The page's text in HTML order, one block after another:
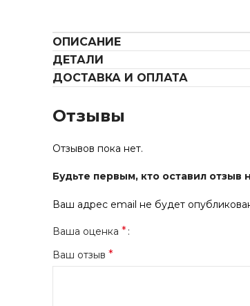
ОПИСАНИЕ
ДЕТАЛИ
ДОСТАВКА И ОПЛАТА
Отзывы
Отзывов пока нет.
Будьте первым, кто оставил отзыв
Ваш адрес email не будет
Ваша оценка *
Ваш отзыв *